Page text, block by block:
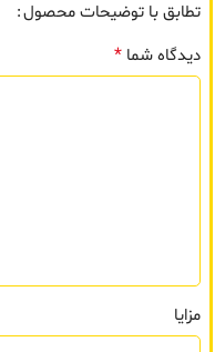
تطابق با توضیحات محصول
دیدگاه شما *
مزایا